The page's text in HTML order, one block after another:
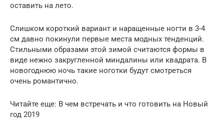
оставить на лето.
Слишком короткий вариант и наращенные ногти в 3-4
см давно покинули первые места модных тенденций.
Стильными образами этой зимой считаются формы в
виде нежно закругленной миндалины или квадрата. В
новогоднюю ночь такие ноготки будут смотреться
очень романтично.
Читайте еще: В чем встречать и что готовить на Новый
год 2019